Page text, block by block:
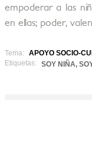
empoderar a las
en ellas; poder,
Tema:
APOYO SOCIO-
Etiquetas:
SOY NIÑA,